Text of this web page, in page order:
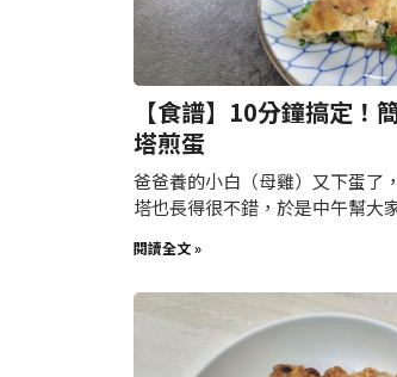
【食譜】10分鐘搞定！
塔煎蛋
爸爸養的小白（母雞）又下蛋了
塔也長得很不錯，於是中午幫大
閱讀全文 »